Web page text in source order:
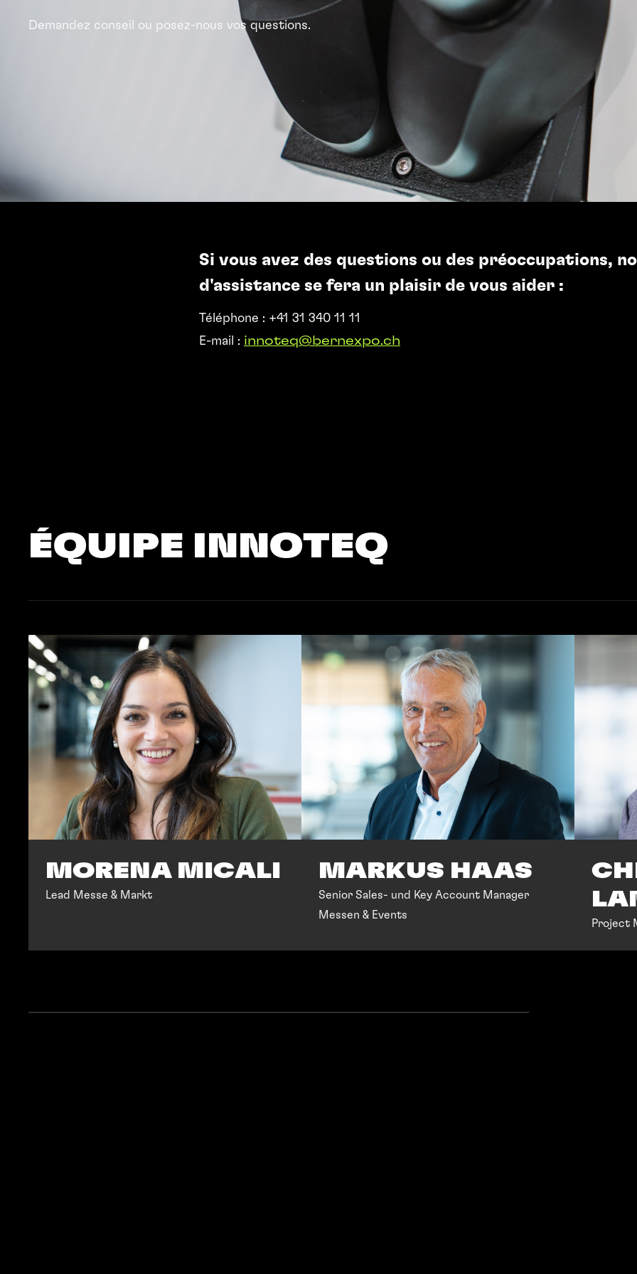
Demandez conseil ou posez-nous vos questions.
Si vous avez des questions ou des préoccupations,
d'assistance se fera un plaisir de vous aider :
Téléphone : +41 31 340 11 11
E-mail : innoteq@bernexpo.ch
ÉQUIPE INNOTEQ
MORENA MICALI
Lead Messe & Markt
MARKUS HAAS
Senior Sales- und Key Account Manager
Messen & Events
Project